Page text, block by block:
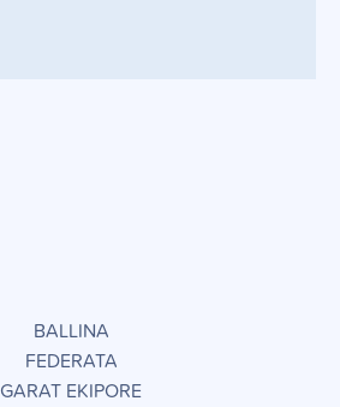
BALLINA
FEDERATA
GARAT EKIPORE